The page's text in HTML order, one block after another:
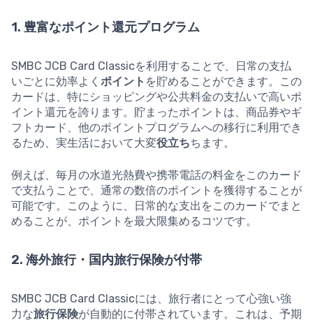
1. 豊富なポイント還元プログラム
SMBC JCB Card Classicを利用することで、日常の支払
いごとに効率よく ポイント を貯めることができます。この
カードは、特にショッピングや公共料金の支払いで高いポ
イント還元を誇ります。貯まったポイントは、商品券やギ
フトカード、他のポイントプログラムへの移行に利用でき
るため、実生活において大変役立ちちます。
例えば、毎月の水道光熱費や携帯電話の料金をこのカード
で支払うことで、通常の数倍のポイントを獲得することが
可能です。このように、日常的な支出をこのカードでまと
めることが、ポイントを最大限集めるコツです。
2. 海外旅行・国内旅行保険が付帯
SMBC JCB Card Classicには、旅行者にとって心強い強
力な旅行保険が自動的に付帯されています。これは、予期